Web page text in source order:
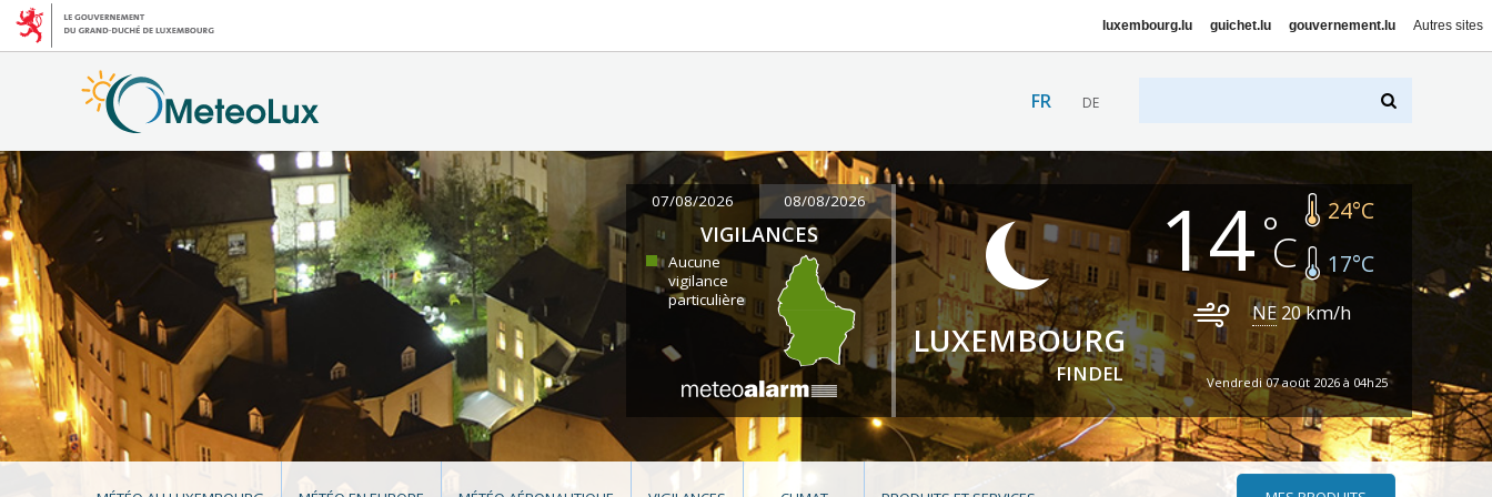
luxembourg.lu guichet.lu gouvernement.lu Autres sites
FR DE
07/08/2026 08/08/2026
VIGILANCES
Aucune
vigilance
particulière
LUXEMBOURG
FINDEL
14 24°C
17°C
NE 20km/h
Vendredi 07 août 2026 à 04h25